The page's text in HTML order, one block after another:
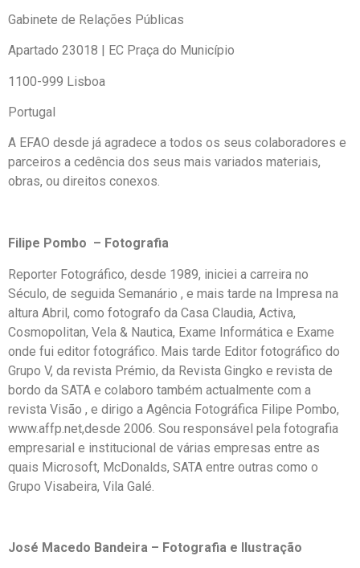
Gabinete de Relações Públicas
Apartado 23018 | EC Praça do Município
1100-999 Lisboa
Portugal
A EFAO desde já agradece a todos os seus colaboradores e
parceiros a cedência dos seus mais variados materiais,
obras, ou direitos conexos.
Filipe Pombo – Fotografia
Reporter Fotográfico, desde 1989, iniciei a carreira no
Século, de seguida Semanário , e mais tarde na Impresa na
altura Abril, como fotografo da Casa Claudia, Activa,
Cosmopolitan, Vela & Nautica, Exame Informática e Exame
onde fui editor fotográfico. Mais tarde Editor fotográfico do
Grupo V, da revista Prémio, da Revista Gingko e revista de
bordo da SATA e colaboro também actualmente com a
revista Visão , e dirigo a Agência Fotográfica Filipe Pombo,
www.affp.net,desde 2006. Sou responsável pela fotografia
empresarial e institucional de várias empresas entre as
quais Microsoft, McDonalds, SATA entre outras como o
Grupo Visabeira, Vila Galé.
José Macedo Bandeira – Fotografia e Ilustração